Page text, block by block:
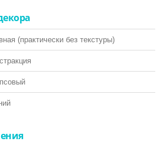
плитка
(практически без текстуры)